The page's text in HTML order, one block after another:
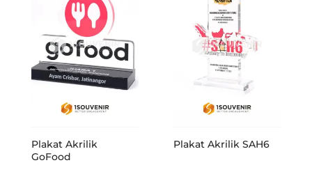
Plakat Akrilik
GoFood
Plakat Akrilik SAH6